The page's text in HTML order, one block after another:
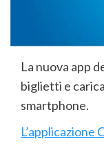
La nuova app
biglietti e
smartphone.
L’applicazione